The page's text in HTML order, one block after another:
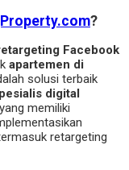
?
Facebook
apartemen di
solusi terbaik
digital
yang memiliki
retargeting